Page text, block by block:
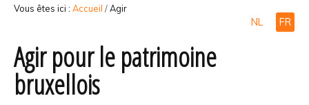
avancée…
Vous êtes ici : Accueil /Agir
NL FR
Agir pour le patrimoine
bruxellois